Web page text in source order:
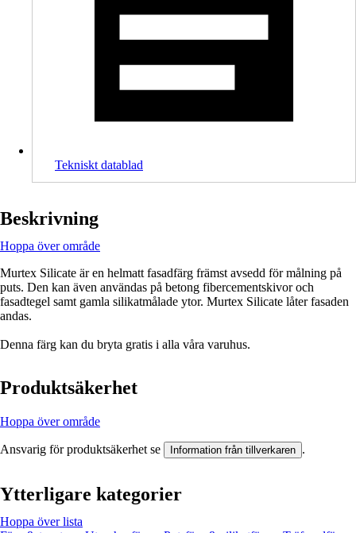
Tekniskt datablad
Beskrivning
Hoppa över område
Murtex Silicate är en helmatt fasadfärg främst avsedd för målning på
puts. Den kan även användas på betong fibercementskivor och
fasadtegel samt gamla silikatmålade ytor. Murtex Silicate låter fasaden
andas.
Denna färg kan du bryta gratis i alla våra varuhus.
Produktsäkerhet
Hoppa över område
Ansvarig för produktsäkerhet se Information från tillverkaren .
Ytterligare kategorier
Hoppa över lista